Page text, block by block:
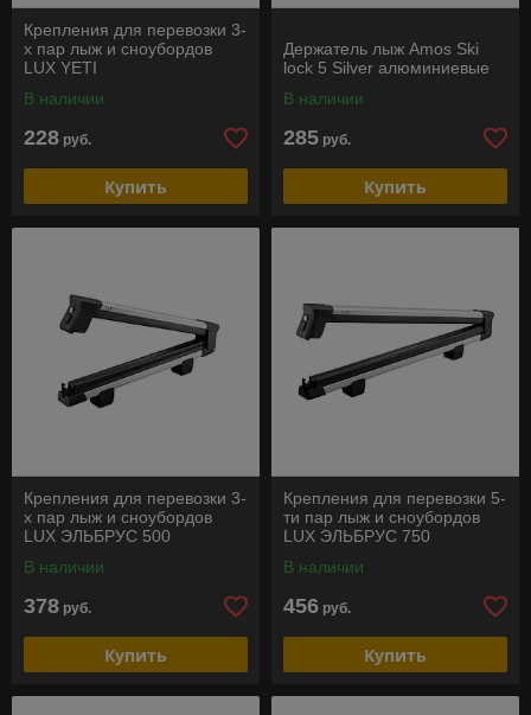
Крепления для перевозки 3-
х пар лыж и сноубордов
LUX YETI
В наличии
228 руб.
Купить
Держатель лыж Amos Ski
lock 5 Silver алюминиевые
В наличии
285 руб.
Купить
Крепления для перевозки 3-
х пар лыж и сноубордов
LUX ЭЛЬБРУС 500
В наличии
378 руб.
Купить
Крепления для перевозки 5-
ти пар лыж и сноубордов
LUX ЭЛЬБРУС 750
В наличии
456 руб.
Купить